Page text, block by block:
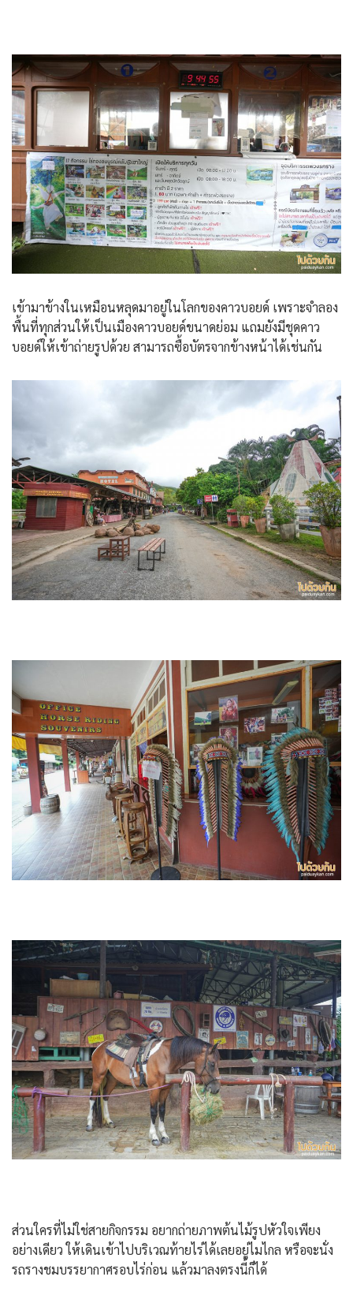
เข้ามาข้างในเหมือนหลุดมาอยู่ในโลกของคาวบอยด์ เพราะจำลอง
พื้นที่ทุกส่วนให้เป็นเมืองคาวบอยด์ขนาดย่อม แถมยังมีชุดคาว
บอยด์ให้เข้าถ่ายรูปด้วย สามารถซื้อบัตรจากข้างหน้าได้เช่นกัน
ส่วนใครที่ไม่ใช่สายกิจกรรม อยากถ่ายภาพต้นไม้รูปหัวใจเพียง
อย่างเดียว ให้เดินเข้าไปบริเวณท้ายไร่ได้เลยอยู่ไมไกล หรือจะนั่ง
รถรางชมบรรยากาศรอบไร่ก่อน แล้วมาลงตรงนี้ก็ได้